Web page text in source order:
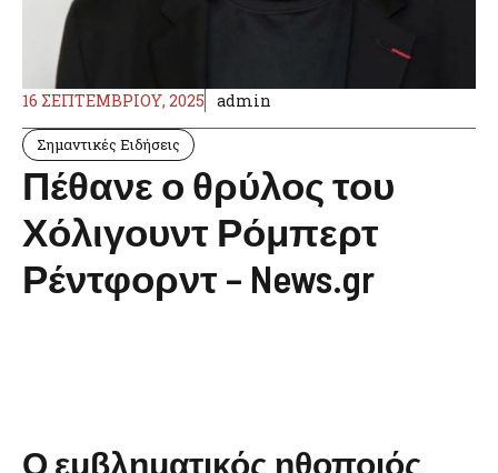
16 ΣΕΠΤΕΜΒΡΊΟΥ, 2025 admin
Σημαντικές Ειδήσεις
Πέθανε ο θρύλος του
Χόλιγουντ Ρόμπερτ
Ρέντφορντ – News.gr
Ο εμβληματικός ηθοποιός